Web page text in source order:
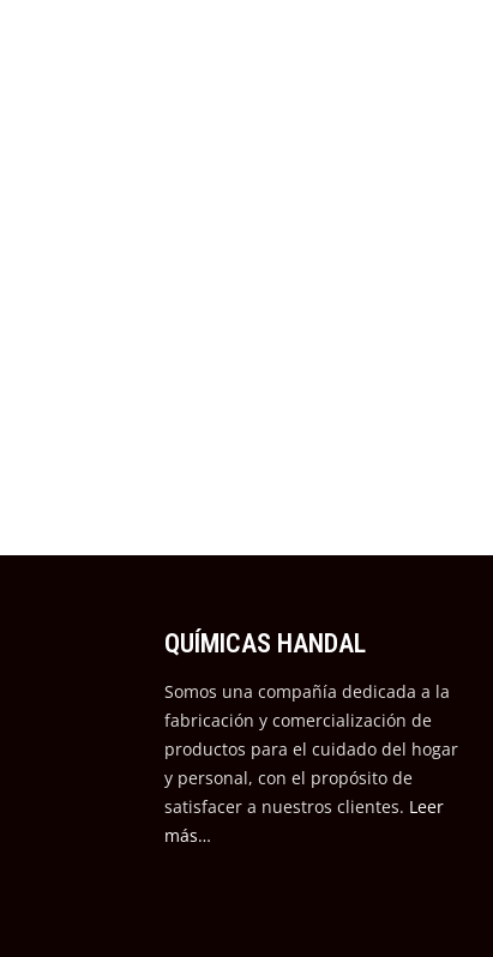
QUÍMICAS HANDAL
Somos una compañía dedicada a la
fabricación y comercialización de
productos para el cuidado del hogar
y personal, con el propósito de
satisfacer a nuestros clientes. Leer
más…